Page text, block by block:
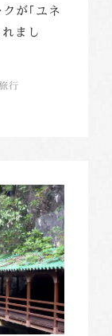
が｢ユネ
まし
行